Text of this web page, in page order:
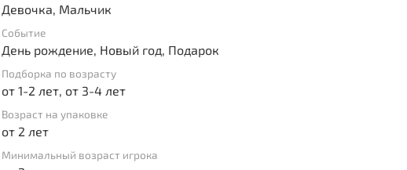
Девочка, Мальчик
Событие
День рождение, Новый год, Подарок
Подборка по возрасту
от 1-2 лет, от 3-4 лет
Возраст на упаковке
от 2 лет
Минимальный возраст игрока